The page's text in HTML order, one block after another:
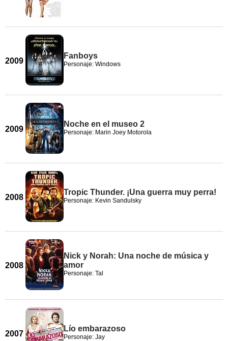
2009
Fanboys
Personaje: Windows
2009
Noche en el museo 2
Personaje: Marin Joey Motorola
2008
Tropic Thunder. ¡Una guerra muy perra!
Personaje: Kevin Sandulsky
2008
Nick y Norah: Una noche de música y
amor
Personaje: Tal
2007
Lío embarazoso
Personaje: Jay